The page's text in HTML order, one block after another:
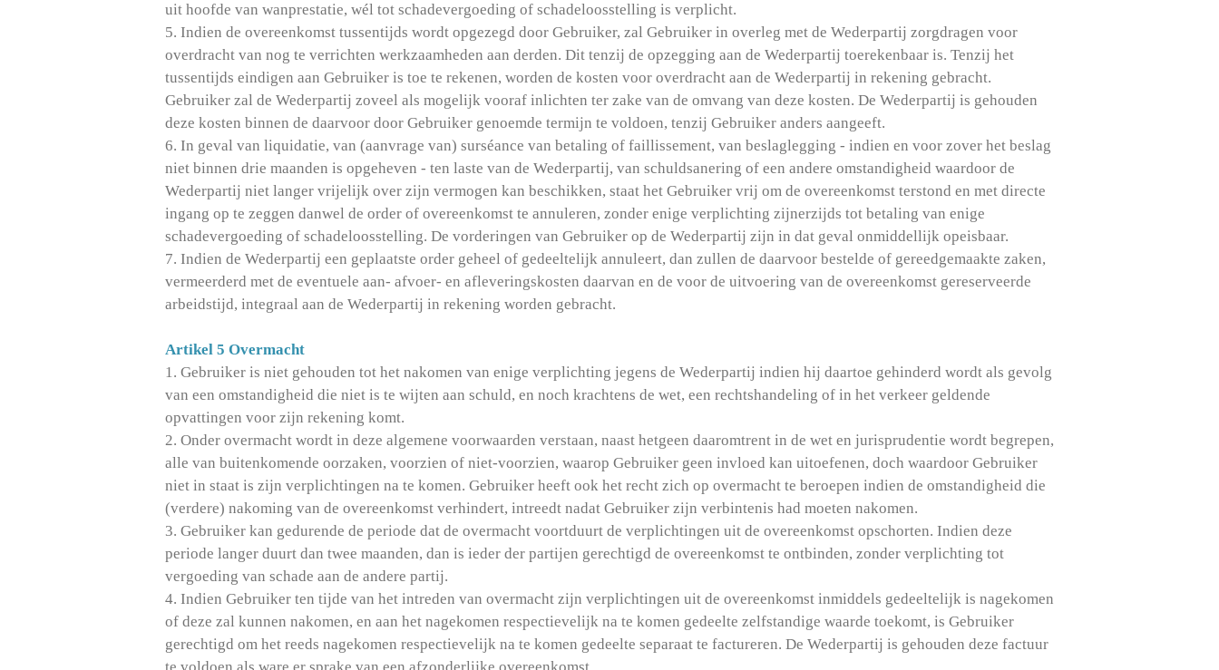
uit hoofde van wanprestatie, wél tot schadevergoeding of schadeloosstelling is verplicht.
5. Indien de overeenkomst tussentijds wordt opgezegd door Gebruiker, zal Gebruiker in overleg met de Wederpartij zorgdragen voor
overdracht van nog te verrichten werkzaamheden aan derden. Dit tenzij de opzegging aan de Wederpartij toerekenbaar is. Tenzij het
tussentijds eindigen aan Gebruiker is toe te rekenen, worden de kosten voor overdracht aan de Wederpartij in rekening gebracht.
Gebruiker zal de Wederpartij zoveel als mogelijk vooraf inlichten ter zake van de omvang van deze kosten. De Wederpartij is gehouden
deze kosten binnen de daarvoor door Gebruiker genoemde termijn te voldoen, tenzij Gebruiker anders aangeeft.
6. In geval van liquidatie, van (aanvrage van) surséance van betaling of faillissement, van beslaglegging - indien en voor zover het beslag
niet binnen drie maanden is opgeheven - ten laste van de Wederpartij, van schuldsanering of een andere omstandigheid waardoor de
Wederpartij niet langer vrijelijk over zijn vermogen kan beschikken, staat het Gebruiker vrij om de overeenkomst terstond en met directe
ingang op te zeggen danwel de order of overeenkomst te annuleren, zonder enige verplichting zijnerzijds tot betaling van enige
schadevergoeding of schadeloosstelling. De vorderingen van Gebruiker op de Wederpartij zijn in dat geval onmiddellijk opeisbaar.
7. Indien de Wederpartij een geplaatste order geheel of gedeeltelijk annuleert, dan zullen de daarvoor bestelde of gereedgemaakte zaken,
vermeerderd met de eventuele aan- afvoer- en afleveringskosten daarvan en de voor de uitvoering van de overeenkomst gereserveerde
arbeidstijd, integraal aan de Wederpartij in rekening worden gebracht.
Artikel 5 Overmacht
1. Gebruiker is niet gehouden tot het nakomen van enige verplichting jegens de Wederpartij indien hij daartoe gehinderd wordt als gevolg
van een omstandigheid die niet is te wijten aan schuld, en noch krachtens de wet, een rechtshandeling of in het verkeer geldende
opvattingen voor zijn rekening komt.
2. Onder overmacht wordt in deze algemene voorwaarden verstaan, naast hetgeen daaromtrent in de wet en jurisprudentie wordt begrepen,
alle van buitenkomende oorzaken, voorzien of niet-voorzien, waarop Gebruiker geen invloed kan uitoefenen, doch waardoor Gebruiker
niet in staat is zijn verplichtingen na te komen. Gebruiker heeft ook het recht zich op overmacht te beroepen indien de omstandigheid die
(verdere) nakoming van de overeenkomst verhindert, intreedt nadat Gebruiker zijn verbintenis had moeten nakomen.
3. Gebruiker kan gedurende de periode dat de overmacht voortduurt de verplichtingen uit de overeenkomst opschorten. Indien deze
periode langer duurt dan twee maanden, dan is ieder der partijen gerechtigd de overeenkomst te ontbinden, zonder verplichting tot
vergoeding van schade aan de andere partij.
4. Indien Gebruiker ten tijde van het intreden van overmacht zijn verplichtingen uit de overeenkomst inmiddels gedeeltelijk is nagekomen
of deze zal kunnen nakomen, en aan het nagekomen respectievelijk na te komen gedeelte zelfstandige waarde toekomt, is Gebruiker
gerechtigd om het reeds nagekomen respectievelijk na te komen gedeelte separaat te factureren. De Wederpartij is gehouden deze factuur